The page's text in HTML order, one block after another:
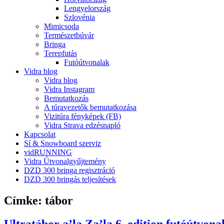
Lengyelország
Szlovénia
Mimicsoda
Természetbúvár
Bringa
Terepfutás
Futóútvonalak
Vidra blog
Vidra blog
Vidra Instagram
Bemutatkozás
A túravezetők bemutatkozása
Vizitúra fényképek (FB)
Vidra Strava edzésnapló
Kapcsolat
Sí & Snowboard szerviz
vidRUNNING
Vidra Útvonalgyűjtemény
DZD 300 bringa regisztráció
DZD 300 bringás teljesítések
Címke: tábor